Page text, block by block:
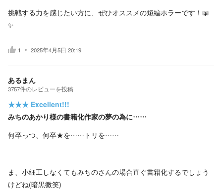
挑戦する力を感じたい方に、ぜひオススメの短編ホラーです！📖
✨
1 2025年4月5日 20:19
あるまん
3757件のレビューを投稿
★★★ Excellent!!!
みちのあかり様の書籍化作家の夢の為に……
何卒っつ、何卒★を……トリを……
ま、小細工しなくてもみちのさんの場合直ぐ書籍化するでしょう
けどね(暗黒微笑)